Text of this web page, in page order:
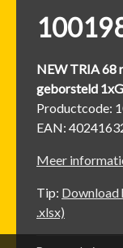
NEW TRIA 68
geborsteld
Productcode:
EAN:
Meer
Tip: Download
.xlsx)